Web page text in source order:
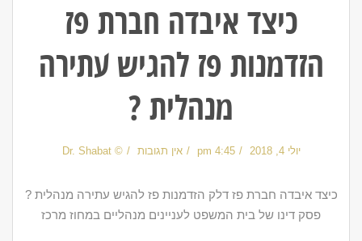
כיצד איבדה חברת פז
הזדמנות פז להגיש עתירה
מנהלית ?
יולי 4, 2018 4:45 pm אין תגובות © Dr. Shabat
כיצד איבדה חברת פז דלק הזדמנות פז להגיש עתירה מנהלית ?
פסק דינו של בית המשפט לעניינים מנהליים במחוז מרכז